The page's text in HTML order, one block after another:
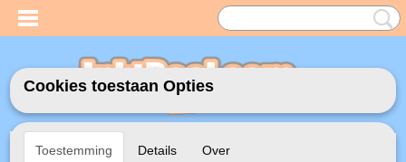
Inloggen Registreren
UW WINKELWAGEN
Cookies toestaan Opties
Toestemming Details Over